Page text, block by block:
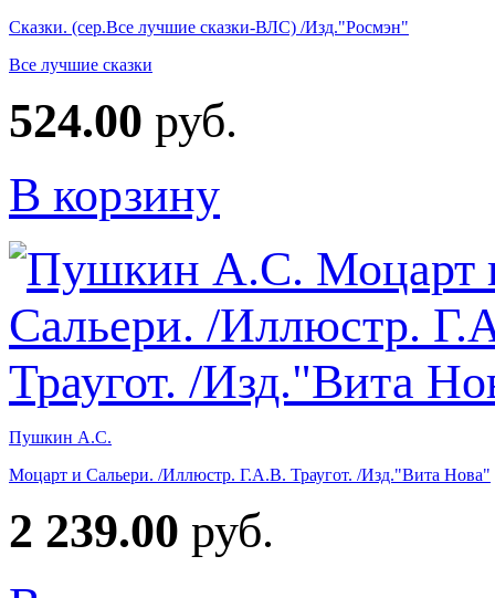
Сказки. (сер.Все лучшие сказки-ВЛС) /Изд."Росмэн"
Все лучшие сказки
524.00 руб.
В корзину
Пушкин А.С.
Моцарт и Сальери. /Иллюстр. Г.А.В. Траугот. /Изд."Вита Нова"
2 239.00 руб.